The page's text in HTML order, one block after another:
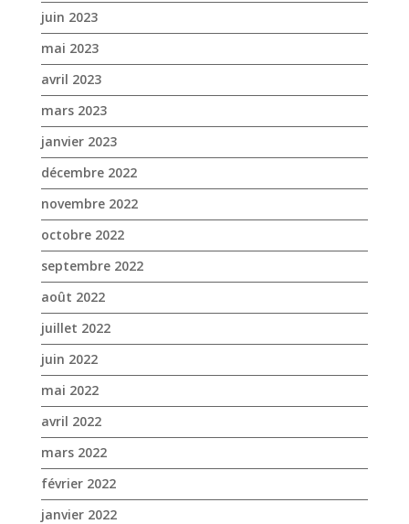
juin 2023
mai 2023
avril 2023
mars 2023
janvier 2023
décembre 2022
novembre 2022
octobre 2022
septembre 2022
août 2022
juillet 2022
juin 2022
mai 2022
avril 2022
mars 2022
février 2022
janvier 2022